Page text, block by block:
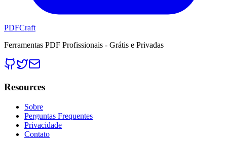
PDFCraft
Ferramentas PDF Profissionais - Grátis e Privadas
Resources
Sobre
Perguntas Frequentes
Privacidade
Contato